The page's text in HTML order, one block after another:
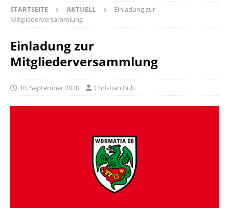
STARTSEITE AKTUELL
Einladung zur
Mitgliederversammlung
Einladung zur
Mitgliederversammlung
10. September 2020 Christian Bub